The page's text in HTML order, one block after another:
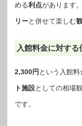
める利点があります
リーと併せて楽しむ
入館料金に対す
2,300円 という入館料
ト施設としての相場
です。